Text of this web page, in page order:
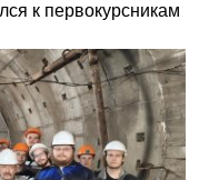
к первокурсникам